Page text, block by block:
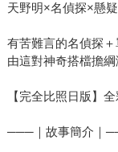
天野明×名偵探×懸
有苦難言的名偵探
由這對神奇搭檔擔
【完全比照日版】
───｜故事簡介｜